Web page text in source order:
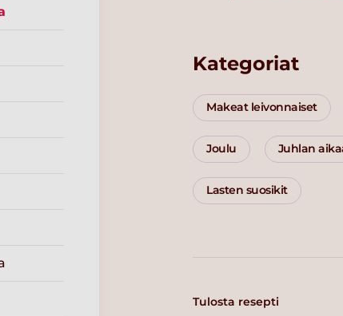
Kategoriat
Makeat leivonnaiset
Joulu Juhlan
Lasten suosikit
Tulosta resepti